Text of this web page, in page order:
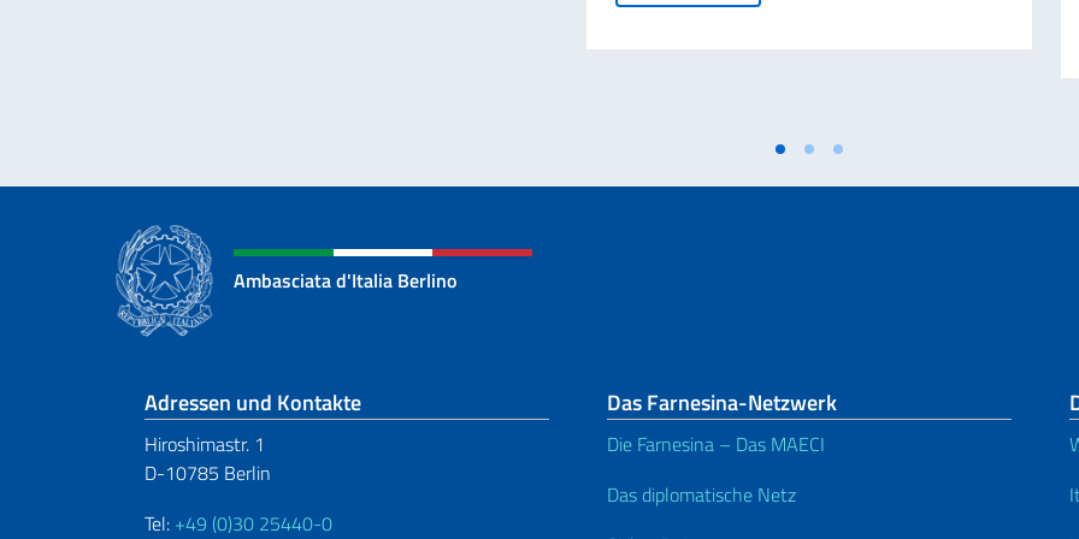
Ambasciata d'Italia Berlino
Fußbereich
Adressen und Kontakte
Hiroshimastr. 1
D-10785 Berlin
Tel: +49 (0)30 25440-0
Das Farnesina-Netzwerk
Die Farnesina – Das MAECI
Das diplomatische Netz